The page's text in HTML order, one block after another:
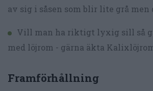
av sig i såsen som blir lite grå men
Vill man ha riktigt lyxig sill så
med löjrom - gärna äkta
Framförhållning